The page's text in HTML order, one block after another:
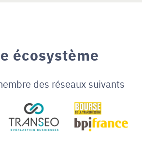
écosystème
des réseaux suivants